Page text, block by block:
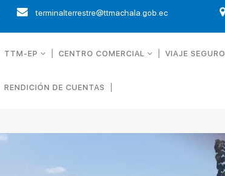
terminalterrestre@ttmachala.gob.ec
TTM-EP CENTRO COMERCIAL VIAJE SEGURO
RENDICIÓN DE CUENTAS